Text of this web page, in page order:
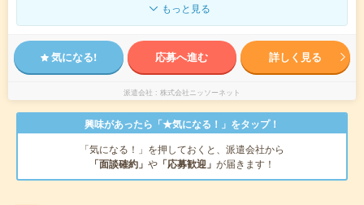
もっと見る
気になる! 応募へ進む 詳しく見る
派遣会社 株式会社ニッソーネット
興味があったら「★気になる！」をタップ！
「気になる！」を押しておくと、派遣会社から
「面談確約」 や 「応募歓迎」 が届きます！